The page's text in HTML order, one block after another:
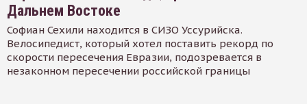
Дальнем Востоке
Софиан Сехили находится в СИЗО Уссурийска.
Велосипедист, который хотел поставить рекорд по
скорости пересечения Евразии, подозревается в
незаконном пересечении российской границы